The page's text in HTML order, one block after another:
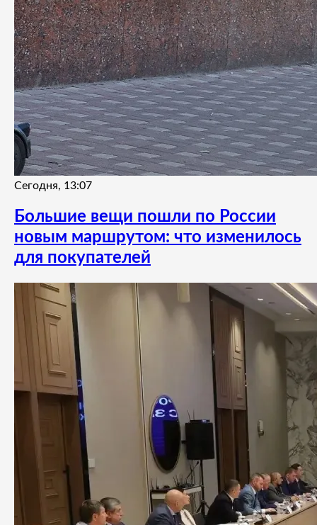
Сегодня, 13:07
Большие вещи пошли по России
новым маршрутом: что изменилось
для покупателей